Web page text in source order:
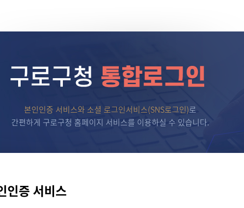
본인인증 서비스와 소셜 로그인서비스(SNS로그인)로
간편하게 구로구청 홈페이지 서비스를 이용하실 수 있습니다.
인증 서비스